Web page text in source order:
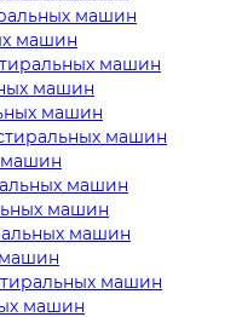
машин
машин
машин
машин
машин
машин
машин
машин
машин
машин
машин
машин